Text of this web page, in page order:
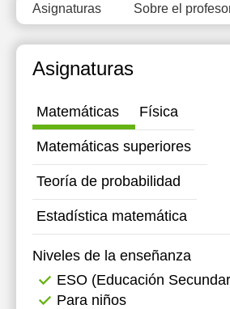
Asignaturas Sobre el
Asignaturas
Matemáticas Física
Matemáticas superiores
Teoría de probabilidad
Estadística matemática
Niveles de la enseñanza
ESO (Educación
Para niños
12:30
13:00
13:30
14:00
15:00
15:30
16:30